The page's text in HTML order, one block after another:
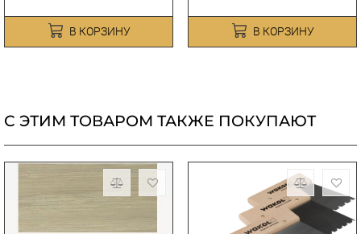
В КОРЗИНУ В КОРЗИНУ
С ЭТИМ ТОВАРОМ ТАКЖЕ ПОКУПАЮТ